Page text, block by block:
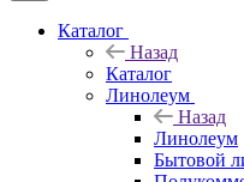
Каталог
Назад
Каталог
Линолеум
Назад
Линолеум
Бытовой